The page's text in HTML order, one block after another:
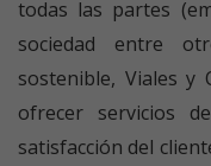
todas las partes
sociedad entre
sostenible, Viales y
ofrecer servicios
satisfacción del